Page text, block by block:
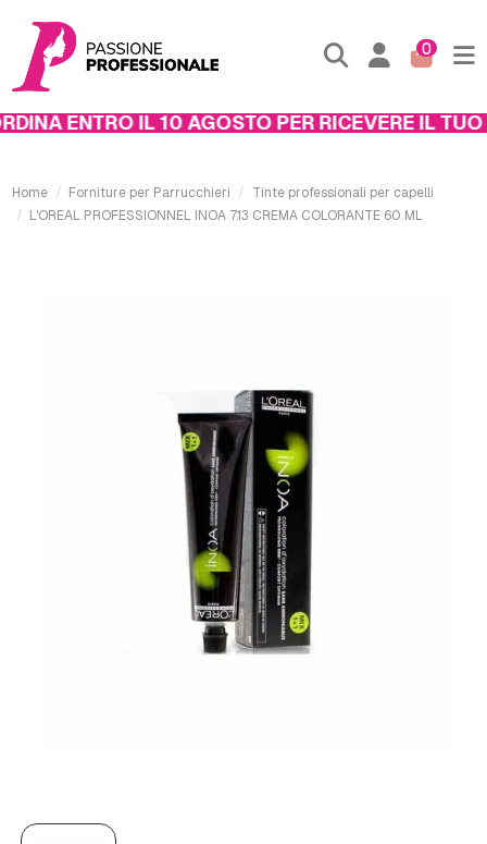
0
ENTRO IL 10 AGOSTO PER RICEVERE IL TUO
Home Forniture per Parrucchieri
Tinte professionali per capelli
L'OREAL PROFESSIONNEL INOA 7.13 CREMA COLORANTE 60 ML